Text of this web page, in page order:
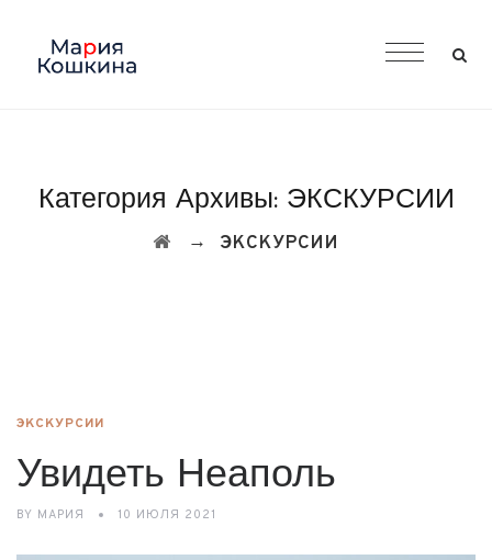
Категория Архивы: ЭКСКУРСИИ
→ ЭКСКУРСИИ
ЭКСКУРСИИ
Увидеть Неаполь
BY МАРИЯ 10 ИЮЛЯ 2021